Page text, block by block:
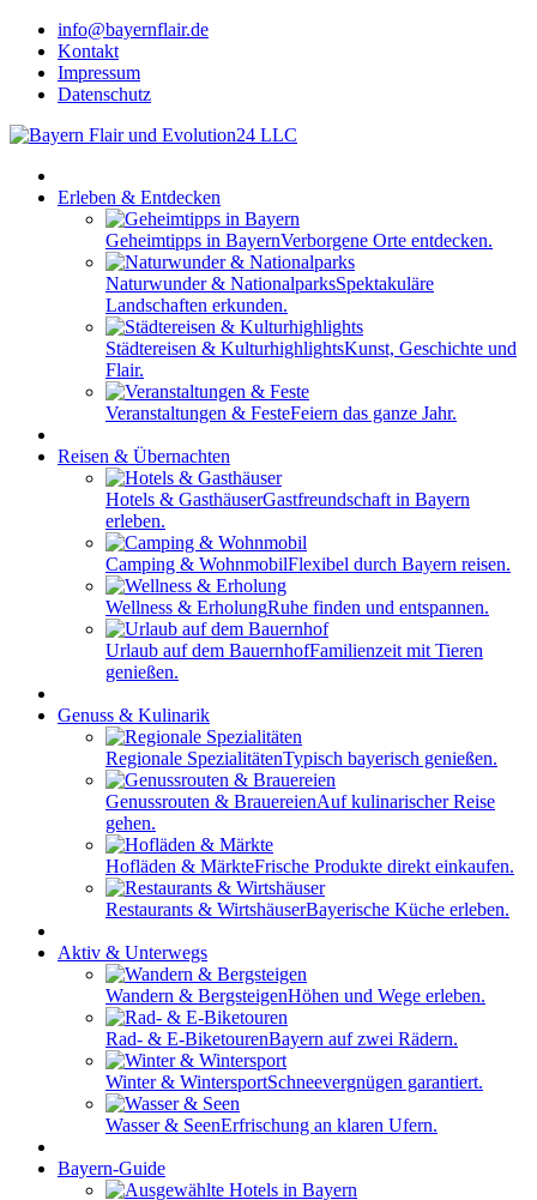
info@bayernflair.de
Kontakt
Impressum
Datenschutz
Erleben & Entdecken
Geheimtipps in BayernVerborgene Orte entdecken.
Naturwunder & NationalparksSpektakuläre
Landschaften erkunden.
Städtereisen & KulturhighlightsKunst, Geschichte und
Flair.
Veranstaltungen & FesteFeiern das ganze Jahr.
Reisen & Übernachten
Hotels & GasthäuserGastfreundschaft in Bayern
erleben.
Camping & WohnmobilFlexibel durch Bayern reisen.
Wellness & ErholungRuhe finden und entspannen.
Urlaub auf dem BauernhofFamilienzeit mit Tieren
genießen.
Genuss & Kulinarik
Regionale SpezialitätenTypisch bayerisch genießen.
Genussrouten & BrauereienAuf kulinarischer Reise
gehen.
Hofläden & MärkteFrische Produkte direkt einkaufen.
Restaurants & WirtshäuserBayerische Küche erleben.
Aktiv & Unterwegs
Wandern & BergsteigenHöhen und Wege erleben.
Rad- & E-BiketourenBayern auf zwei Rädern.
Winter & WintersportSchneevergnügen garantiert.
Wasser & SeenErfrischung an klaren Ufern.
Bayern-Guide